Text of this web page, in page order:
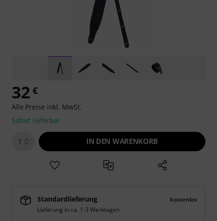
32 €
Alle Preise inkl. MwSt.
Sofort lieferbar
1 IN DEN WARENKORB
Standardlieferung
kostenlos
Lieferung in ca. 1-3 Werktagen